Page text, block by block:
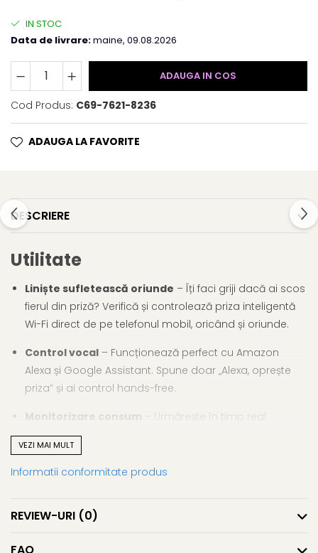
IN STOC
Data de livrare:maine, 09.08.2026
ADAUGA IN COS
Cod Produs: C69-7621-8236
ADAUGA LA FAVORITE
DESCRIERE
Utilitate
Liniște sufletească oriunde – Îți faci griji dacă ai scos
fierul din priză? Verifică și controlează priza inteligentă
Wi-Fi direct de pe telefonul mobil, oricând și oriunde.
Control vocal – Funcționează perfect cu Amazon
Alexa și Google Assistant. Spune doar „Alexa, oprește
priza” și ai control hands-free.
Monitorizare consum – Urmărește în timp real
consumul de energie și economisește bani prin
gestionarea electrocasnicelor.
Programe și temporizatoare
automat aparatele (cafetieră, lampă, calorifer) la orele
dorite.
Design compact și sigur
VEZI MAI MULT
Informatii conformitate produs
REVIEW-URI (0)